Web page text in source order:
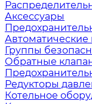
Аксессуары
Автоматические
Группы
Обратные
Редукторы
Котельное